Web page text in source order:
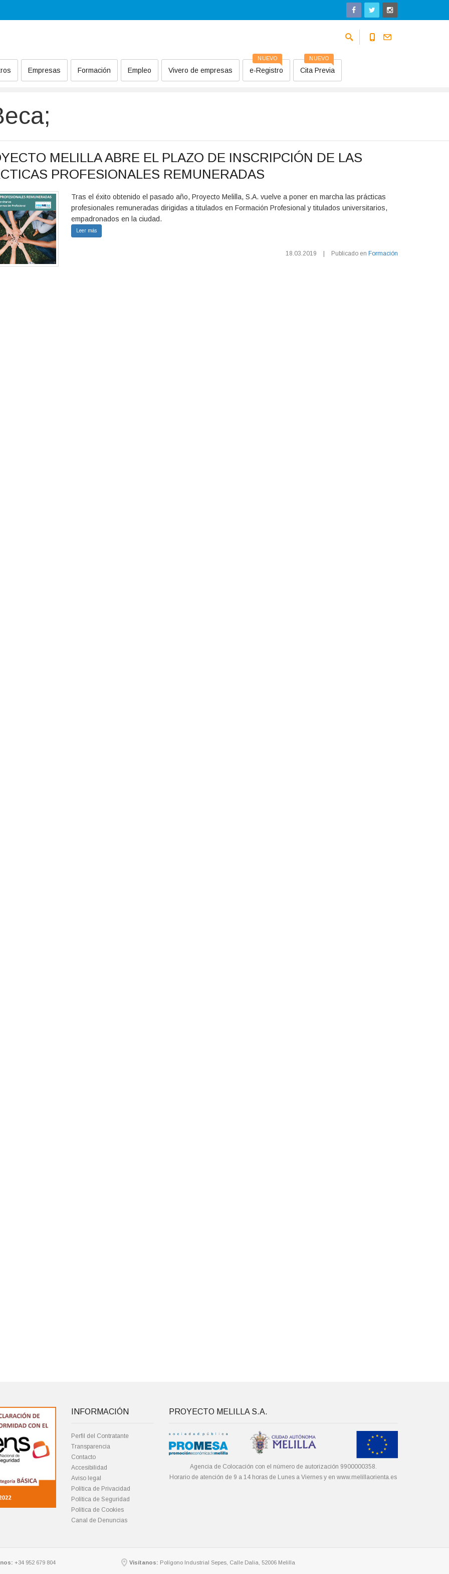
Empresas Formación Empleo Vivero de empresas e-Registro
NUEVO
Cita Previa
NUEVO
MELILLA ABRE EL PLAZO DE INSCRIPCIÓN DE LAS
PROFESIONALES REMUNERADAS
Tras el éxito obtenido el pasado año, Proyecto Melilla, S.A. vuelve a poner en marcha las prácticas
profesionales remuneradas dirigidas a titulados en Formación Profesional y titulados universitarios,
empadronados en la ciudad.
Leer más
18.03.2019 Publicado en Formación
INFORMACIÓN
Perfil del Contratante
Transparencia
Contacto
Accesibilidad
Aviso legal
Política de Privacidad
Política de Seguridad
Política de Cookies
Canal de Denuncias
PROYECTO MELILLA S.A.
Agencia de Colocación con el número de autorización 9900000358.
Horario de atención de 9 a 14 horas de Lunes a Viernes y enwww.melillaorienta.es
+34 952 679 804 Visítanos: Polígono Industrial Sepes, Calle Dalia, 52006 Melilla